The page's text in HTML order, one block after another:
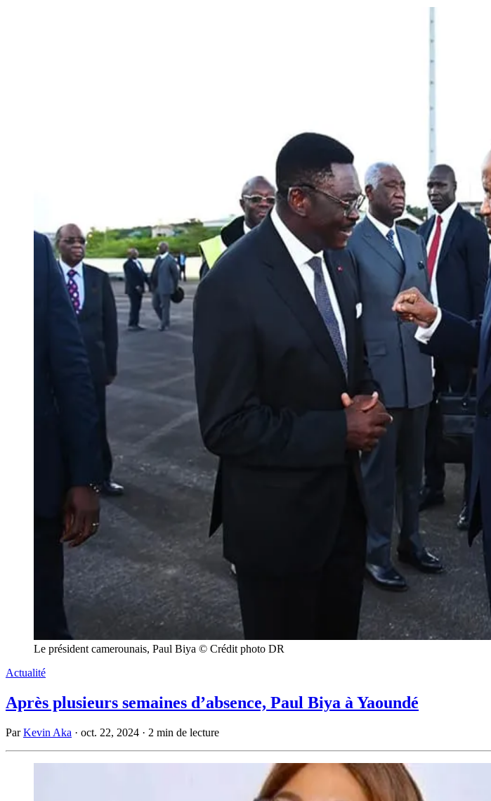
Le président camerounais, Paul Biya © Crédit photo DR
Actualité
Après plusieurs semaines d’absence, Paul Biya à Yaoundé
ParKevin Aka · oct. 22, 2024 · 2 min de lecture